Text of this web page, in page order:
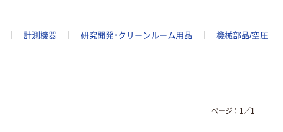
計測機器 研究開発・クリーンルーム用品
機械部品/空圧
ページ： 1 ／1